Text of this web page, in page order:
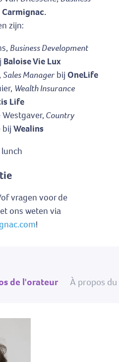
Carmignac.
zijn:
Business Development
Baloise Vie Lux
Sales Manager bij OneLife
Wealth Insurance
Life
Country
bij Wealins
vragen voor de
ons weten via
!
de l'orateur À propos